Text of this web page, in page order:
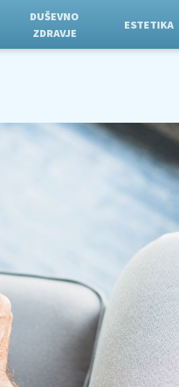
DUŠEVNO
ZDRAVJE
ESTETIKA